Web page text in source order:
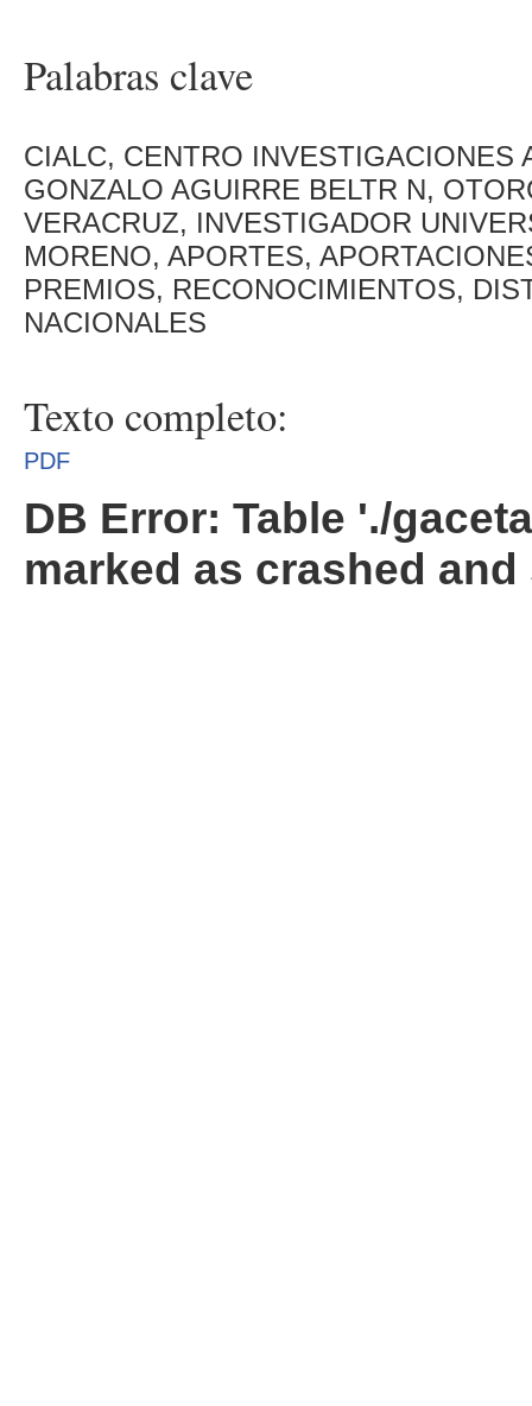
Palabras clave
CIALC, CENTRO INVESTIGACIONES
GONZALO AGUIRRE BELTR N,
VERACRUZ, INVESTIGADOR
MORENO, APORTES,
PREMIOS, RECONOCIMIENTOS,
NACIONALES
Texto completo:
PDF
DB Error: Table './
marked as crashed